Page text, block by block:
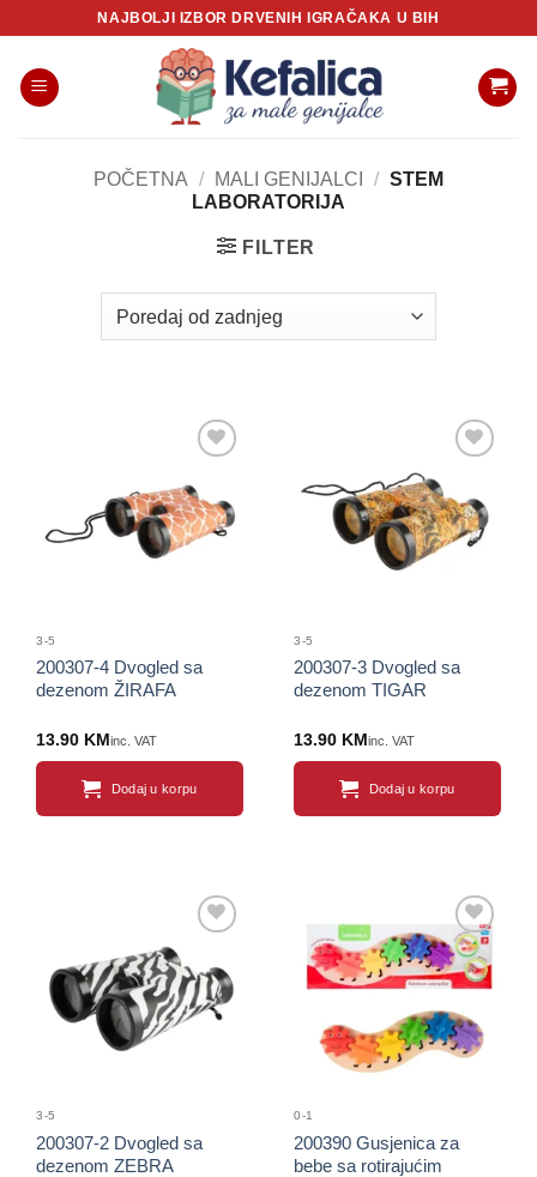
content
NAJBOLJI IZBOR DRVENIH IGRAČAKA U BIH
POČETNA / MALI GENIJALCI / STEM
LABORATORIJA
FILTER
proizvod
3-5
200307-4 Dvogled sa
dezenom ŽIRAFA
13.90 KMinc. VAT
Dodaj u korpu
proizvod
3-5
200307-3 Dvogled sa
dezenom TIGAR
13.90 KMinc. VAT
Dodaj u korpu
proizvod
3-5
200307-2 Dvogled sa
dezenom ZEBRA
Sačuvaj
proizvod
0-1
200390 Gusjenica za
bebe sa rotirajućim